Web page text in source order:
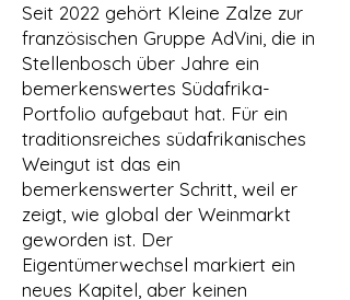
Seit 2022 gehört Kleine Zalze zur
französischen Gruppe AdVini, die in
Stellenbosch über Jahre ein
bemerkenswertes Südafrika-
Portfolio aufgebaut hat. Für ein
traditionsreiches südafrikanisches
Weingut ist das ein
bemerkenswerter Schritt, weil er
zeigt, wie global der Weinmarkt
geworden ist. Der
Eigentümerwechsel markiert ein
neues Kapitel, aber keinen